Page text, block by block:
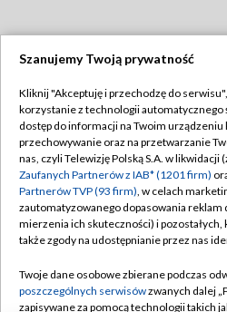
TVP
Abonament TVP
Emisja w TVP
Centrum informacji TVP
Naziemna Telewizja Cyfrowa
Rada Programowa
Polityka
Moje
Szanujemy Twoją prywatność
Kliknij "Akceptuję i przechodzę do
korzystanie z technologii automatycznego
dostęp do informacji na Twoim urządzeniu
przechowywanie oraz na przetwarzanie
nas, czyli Telewizję Polską S.A. w likwidacji
Zaufanych Partnerów z IAB* (1201 firm)
Partnerów TVP (93 firm), w celach
zautomatyzowanego dopasowania reklam
mierzenia ich skuteczności) i
także zgody na udostępnianie przez nas
Twoje dane osobowe zbierane podczas
poszczególnych serwisówzwanych dalej
zapisywane za pomocą technologii takich